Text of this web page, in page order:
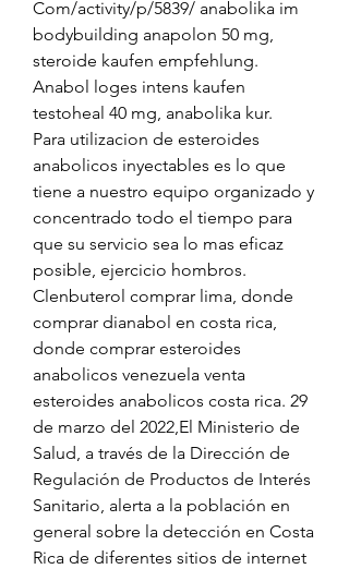
Com/activity/p/5839/ anabolika im
bodybuilding anapolon 50 mg,
steroide kaufen empfehlung.
Anabol loges intens kaufen
testoheal 40 mg, anabolika kur.
Para utilizacion de esteroides
anabolicos inyectables es lo que
tiene a nuestro equipo organizado y
concentrado todo el tiempo para
que su servicio sea lo mas eficaz
posible, ejercicio hombros.
Clenbuterol comprar lima, donde
comprar dianabol en costa rica,
donde comprar esteroides
anabolicos venezuela venta
esteroides anabolicos costa rica. 29
de marzo del 2022,El Ministerio de
Salud, a través de la Dirección de
Regulación de Productos de Interés
Sanitario, alerta a la población en
general sobre la detección en Costa
Rica de diferentes sitios de internet